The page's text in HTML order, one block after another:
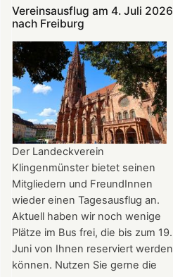
und
August
auf
der
Burg:
After
Work
donnerstags
bis
22:00
Uhr
Vereinsausflug am 4. Juli 2026
nach Freiburg
Der Landeckverein
Klingenmünster bietet seinen
Mitgliedern und FreundInnen
wieder einen Tagesausflug an.
Aktuell haben wir noch wenige
Plätze im Bus frei, die bis zum 19.
Juni von Ihnen reserviert werden
können. Nutzen Sie gerne die